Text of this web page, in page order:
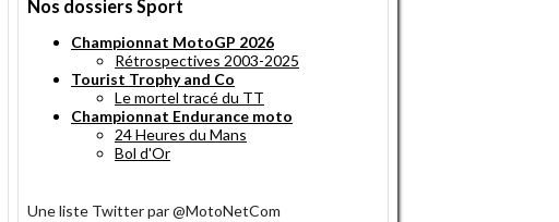
Nos dossiers Sport
Championnat MotoGP 2026
Rétrospectives 2003-2025
Tourist Trophy and Co
Le mortel tracé du TT
Championnat Endurance moto
24 Heures du Mans
Bol d'Or
Une liste Twitter par @MotoNetCom